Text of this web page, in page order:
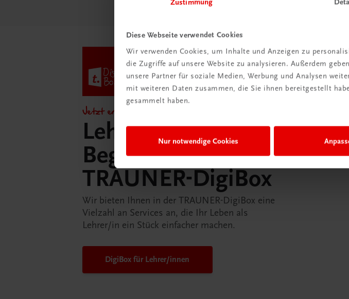
Diese Webseite verwendet Cookies
Wir verwenden Cookies, um Inhalte und Anzeigen zu
die Zugriffe auf unsere Website zu analysieren. Außerdem
unsere Partner für soziale Medien, Werbung und Analysen
mit weiteren Daten zusammen, die Sie ihnen bereitgestellt
gesammelt haben.
Nur notwendige Cookies
Jetzt entdecken!
Lehrer/innen-
Begleitpakete in der
TRAUNER-DigiBox
Wir bieten Ihnen in der TRAUNER-DigiBox eine
Vielzahl an Services an, die Ihr Leben als
Lehrer/in ein Stück einfacher machen.
DigiBox für Lehrer/innen